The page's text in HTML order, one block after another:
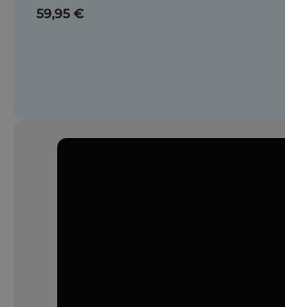
59,95 €